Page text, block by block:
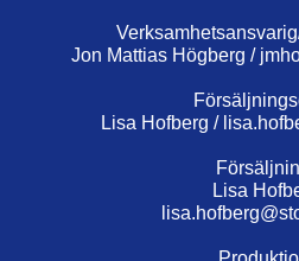
Jon Mattias Högberg /
Lisa Hofberg /
Lisa